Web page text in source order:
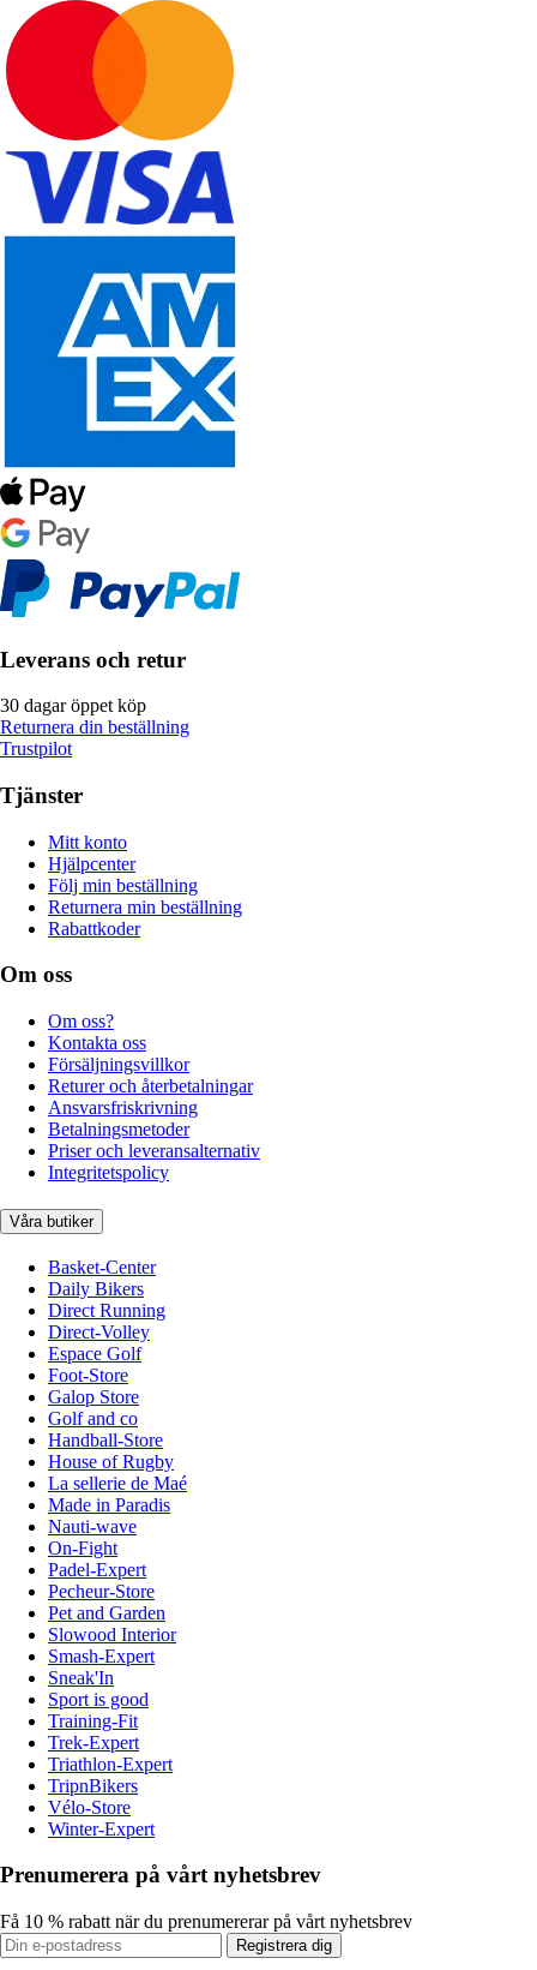
Leverans och retur
30 dagar öppet köp
Returnera din beställning
Trustpilot
Tjänster
Mitt konto
Hjälpcenter
Följ min beställning
Returnera min beställning
Rabattkoder
Om oss
Om oss?
Kontakta oss
Försäljningsvillkor
Returer och återbetalningar
Ansvarsfriskrivning
Betalningsmetoder
Priser och leveransalternativ
Integritetspolicy
Våra butiker
Basket-Center
Daily Bikers
Direct Running
Direct-Volley
Espace Golf
Foot-Store
Galop Store
Golf and co
Handball-Store
House of Rugby
La sellerie de Maé
Made in Paradis
Nauti-wave
On-Fight
Padel-Expert
Pecheur-Store
Pet and Garden
Slowood Interior
Smash-Expert
Sneak'In
Sport is good
Training-Fit
Trek-Expert
Triathlon-Expert
TripnBikers
Vélo-Store
Winter-Expert
Prenumerera på vårt nyhetsbrev
Få 10 % rabatt när du prenumererar på vårt nyhetsbrev
Registrera dig